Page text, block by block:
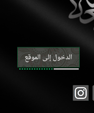
الدخول إلى الموقع